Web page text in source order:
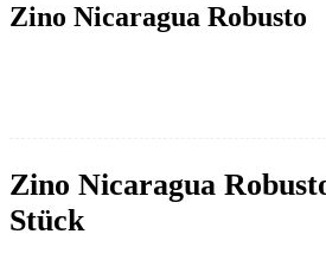
Zino Nicaragua Robusto
Zino Nicaragua
Stück